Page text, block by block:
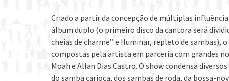
Criado a partir da concepção de múltiplas
álbum duplo (o primeiro disco da cantora será
cheias de charme”. e Iluminar, repleto de
compostas pela artista em parceria com grandes
Moah e Allan Dias Castro. O show condensa
do samba carioca, dos sambas de roda, da bossa-